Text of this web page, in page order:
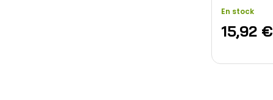
En stock
15,92 €